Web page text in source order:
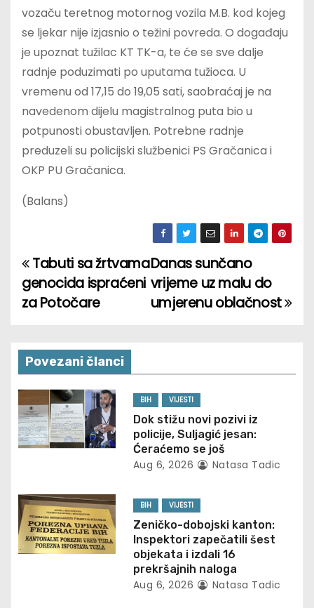
vozaču teretnog motornog vozila M.B. kod kojeg
se ljekar nije izjasnio o težini povreda. O događaju
je upoznat tužilac KT TK-a, te će se sve dalje
radnje poduzimati po uputama tužioca. U
vremenu od 17,15 do 19,05 sati, saobraćaj je na
navedenom dijelu magistralnog puta bio u
potpunosti obustavljen. Potrebne radnje
preduzeli su policijski službenici PS Gračanica i
OKP PU Gračanica.
(Balans)
P
o
t
n
a
v
g
a
Danas sunčano
vrijeme uz malu do
umjerenu oblačnost
Tabuti sa žrtvama
genocida ispraćeni
za Potočare
Povezani članci
BIH VIJESTI
Dok stižu novi pozivi iz
policije, Suljagić jesan:
Ćeraćemo se još
Aug 6, 2026 Natasa Tadic
BIH VIJESTI
Zeničko-dobojski kanton:
Inspektori zapečatili šest
objekata i izdali 16
prekršajnih naloga
Aug 6, 2026 Natasa Tadic